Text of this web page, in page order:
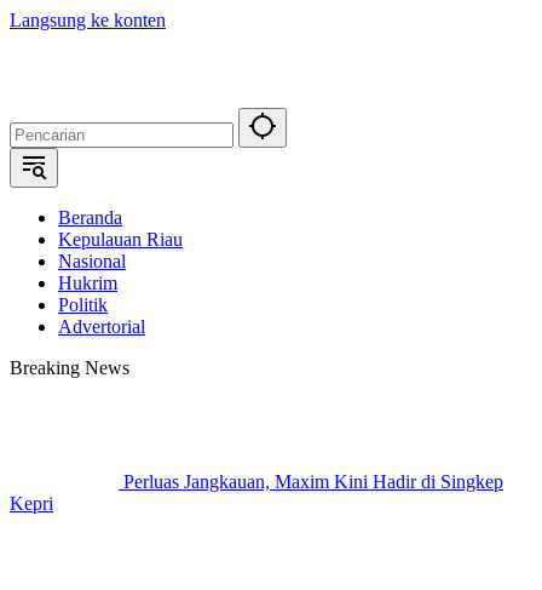
Langsung ke konten
Beranda
Kepulauan Riau
Nasional
Hukrim
Politik
Advertorial
Breaking News
Perluas Jangkauan, Maxim Kini Hadir di Singkep
Kepri